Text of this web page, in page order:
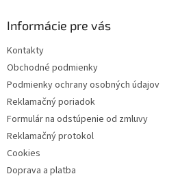
Informácie pre vás
Kontakty
Obchodné podmienky
Podmienky ochrany osobných údajov
Reklamačný poriadok
Formulár na odstúpenie od zmluvy
Reklamačný protokol
Cookies
Doprava a platba